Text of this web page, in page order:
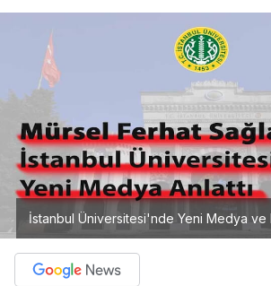
İstanbul Üniversitesi'nde Yeni Medya ve